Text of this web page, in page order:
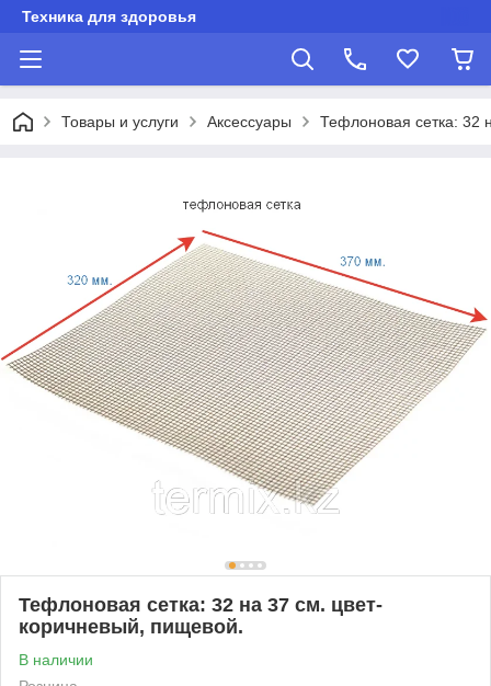
Техника для здоровья
Товары и услуги Аксессуары Тефлоновая сетка: 32
Тефлоновая сетка: 32 на 37 см. цвет-
коричневый, пищевой.
В наличии